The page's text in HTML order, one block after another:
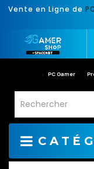
Vente en Ligne de
PC Gamer